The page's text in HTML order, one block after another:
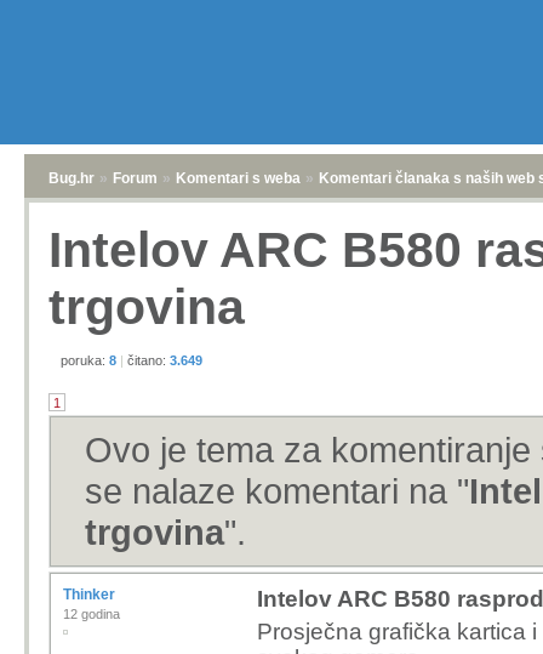
Bug.hr » Forum » Komentari s weba » Komentari članaka s naših web
Intelov ARC B580
trgovina
poruka: 8 | čitano: 3.649
1
Ovo je tema za
se nalaze komentari na "
trgovina".
Thinker
12 godina
Intelov ARC B580
Prosječna grafička kartica